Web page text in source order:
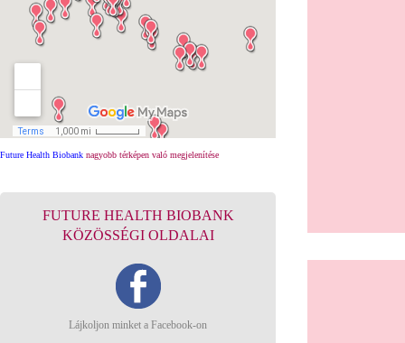
Future Health Biobank nagyobb térképen való megjelenítése
FUTURE HEALTH BIOBANK
KÖZÖSSÉGI OLDALAI
Lájkoljon minket a Facebook-on